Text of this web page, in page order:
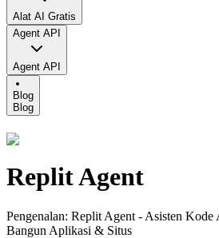
Alat AI Gratis
Agent API
Agent API
Blog
Blog
Replit Agent
Pengenalan: Replit Agent - Asisten
Bangun Aplikasi & Situs